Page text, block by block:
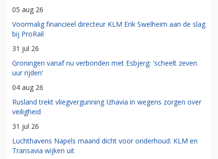
05 aug 26
Voormalig financieel directeur KLM Erik Swelheim aan de slag
bij ProRail
31 jul 26
Groningen vanaf nu verbonden met Esbjerg: 'scheelt zeven
uur rijden'
04 aug 26
Rusland trekt vliegvergunning Izhavia in wegens zorgen over
veiligheid
31 jul 26
Luchthavens Napels maand dicht voor onderhoud: KLM en
Transavia wijken uit